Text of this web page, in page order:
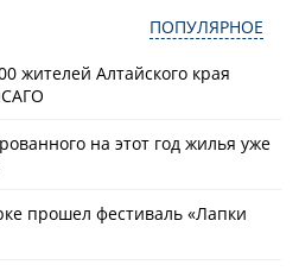
ПОПУЛЯРНОЕ
жителей Алтайского края
на этот год жилья уже
прошел фестиваль «Лапки